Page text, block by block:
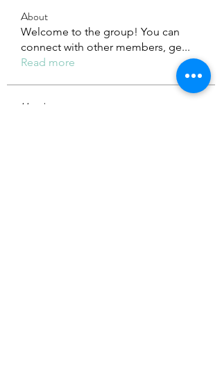
About
Welcome to the group! You can
connect with other members, ge...
Read more
Members